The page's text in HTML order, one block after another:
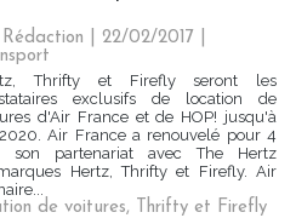
| 22/02/2017
Thrifty et Firefly seront les
exclusifs de location de
d'Air France et de HOP! jusqu'à
Air France a renouvelé pour 4
son partenariat avec The Hertz
Hertz, Thrifty et Firefly. Air
de voitures, Thrifty et Firefly